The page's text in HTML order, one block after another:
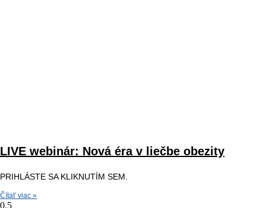
LIVE webinár: Nová éra v liečbe obezity
PRIHLÁSTE SA KLIKNUTÍM SEM.
Čítať viac »